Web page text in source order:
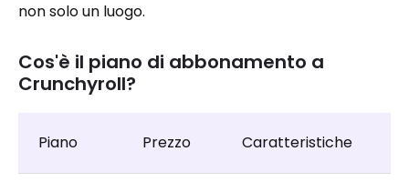
non solo un luogo.
Cos'è il piano di abbonamento a
Crunchyroll?
Piano Prezzo Caratteristiche